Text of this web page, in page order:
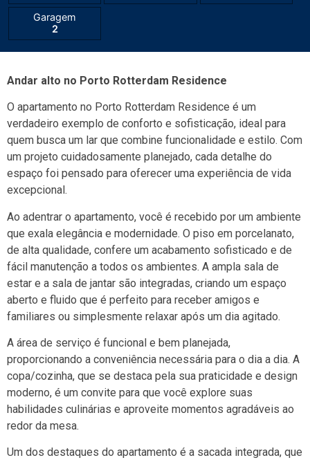
Garagem
2
Andar alto no Porto Rotterdam Residence
O apartamento no Porto Rotterdam Residence é um
verdadeiro exemplo de conforto e sofisticação, ideal para
quem busca um lar que combine funcionalidade e estilo. Com
um projeto cuidadosamente planejado, cada detalhe do
espaço foi pensado para oferecer uma experiência de vida
excepcional.
Ao adentrar o apartamento, você é recebido por um ambiente
que exala elegância e modernidade. O piso em porcelanato,
de alta qualidade, confere um acabamento sofisticado e de
fácil manutenção a todos os ambientes. A ampla sala de
estar e a sala de jantar são integradas, criando um espaço
aberto e fluido que é perfeito para receber amigos e
familiares ou simplesmente relaxar após um dia agitado.
A área de serviço é funcional e bem planejada,
proporcionando a conveniência necessária para o dia a dia. A
copa/cozinha, que se destaca pela sua praticidade e design
moderno, é um convite para que você explore suas
habilidades culinárias e aproveite momentos agradáveis ao
redor da mesa.
Um dos destaques do apartamento é a sacada integrada, que